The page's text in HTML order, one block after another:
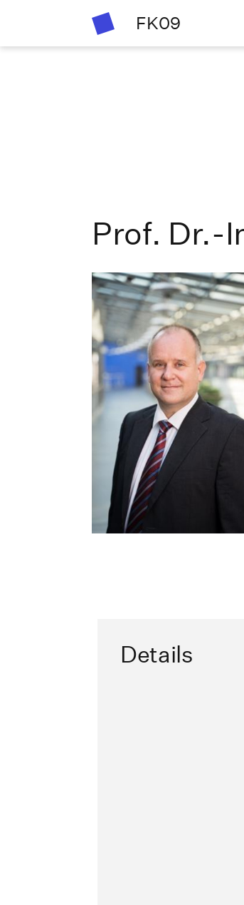
FK09
Prof. Dr.-
Details